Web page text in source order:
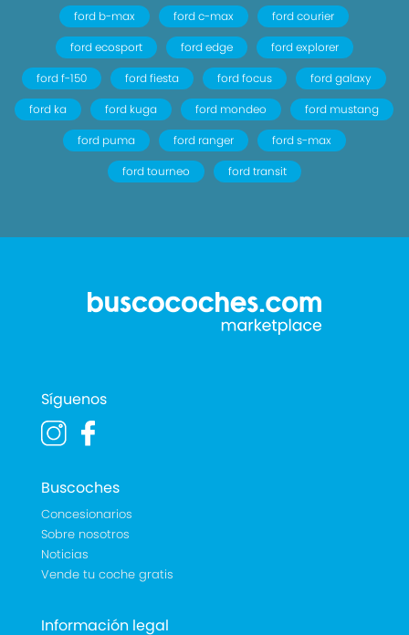
ford b-max ford c-max
ford courier
ford ecosport
ford edge
ford explorer
ford f-150
ford fiesta ford focus
ford galaxy
ford ka
ford kuga ford mondeo
ford mustang
ford puma
ford ranger
ford s-max
ford tourneo
ford transit
Síguenos
Buscoches
Concesionarios
Sobre nosotros
Noticias
Vende tu coche gratis
Información legal